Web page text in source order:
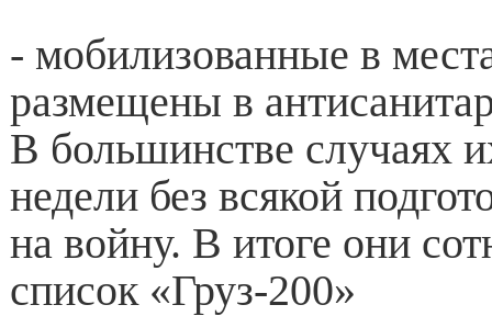
- мобилизованные в
размещены в
В большинстве случаях
недели без всякой
на войну. В итоге они
список «Груз-200»